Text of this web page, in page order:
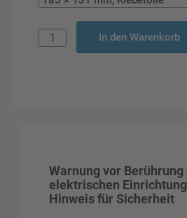
In den Warenkorb
Warnung vor Berührung
elektrischen
Hinweis für Sicherheit